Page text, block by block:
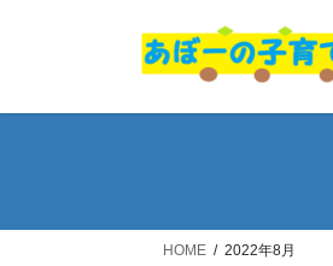
HOME 2022年8月